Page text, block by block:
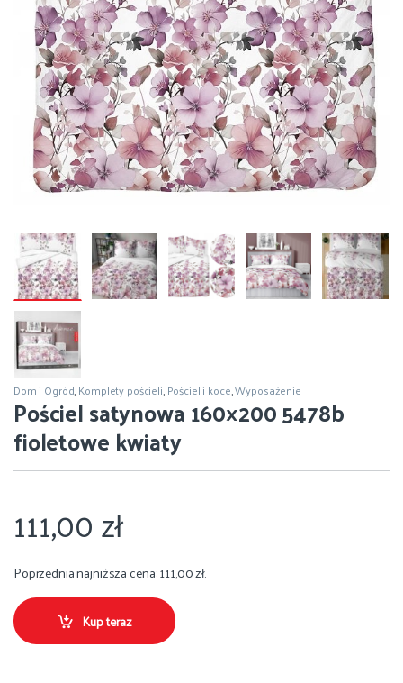
Dom i Ogród,Komplety pościeli,Pościel i koce,Wyposażenie
Pościel satynowa 160×200 5478b
fioletowe kwiaty
111,00zł
Poprzednia najniższa cena:111,00zł.
Kup teraz